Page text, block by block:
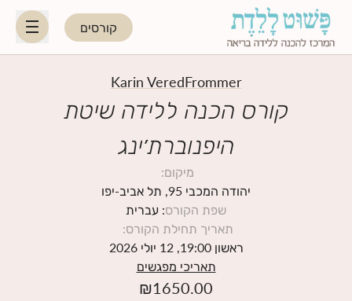
קורסים
היפנוברת׳ינג
לקראת ההורות
תאריכי קורסים קרובים
Karin VeredFrommer
קורס הכנה ללידה שיטת
היפנוברת׳ינג
מיקום:
יהודה המכבי 95, תל אביב-יפו
שפת הקורס: עברית
תאריך תחילת הקורס:
ראשון 19:00, 12 יולי 2026
תאריכי מפגשים
₪1650.00